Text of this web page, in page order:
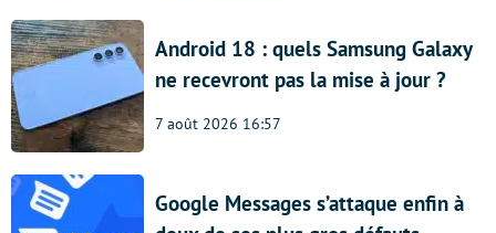
Android 18 : quels Samsung Galaxy
ne recevront pas la mise à jour ?
7 août 2026 16:57
Google Messages s’attaque enfin à